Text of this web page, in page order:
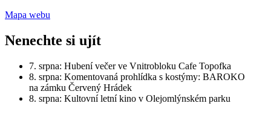
Mapa webu
Nenechte si ujít
7. srpna: Hubení večer ve Vnitrobloku Cafe Topofka
8. srpna: Komentovaná prohlídka s kostýmy: BAROKO
na zámku Červený Hrádek
8. srpna: Kultovní letní kino v Olejomlýnském parku